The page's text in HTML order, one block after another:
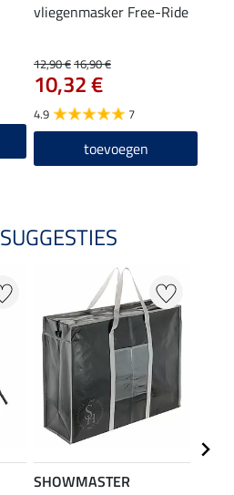
vliegenmasker Free-Ride
12,90 €16,90 €
10,32 €
4.9 7
toevoegen
SHOWMASTER